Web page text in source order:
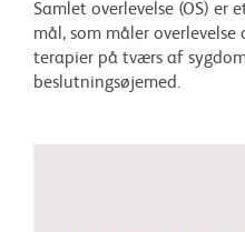
Samlet overlevelse (OS)
mål, som måler
terapier på tværs af
beslutningsøjemed.